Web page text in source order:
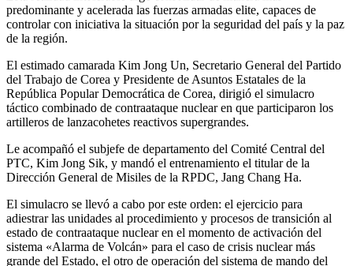
predominante y acelerada las fuerzas armadas elite, capaces de
controlar con iniciativa la situación por la seguridad del país y la paz
de la región.
El estimado camarada Kim Jong Un, Secretario General del Partido
del Trabajo de Corea y Presidente de Asuntos Estatales de la
República Popular Democrática de Corea, dirigió el simulacro
táctico combinado de contraataque nuclear en que participaron los
artilleros de lanzacohetes reactivos supergrandes.
Le acompañó el subjefe de departamento del Comité Central del
PTC, Kim Jong Sik, y mandó el entrenamiento el titular de la
Dirección General de Misiles de la RPDC, Jang Chang Ha.
El simulacro se llevó a cabo por este orden: el ejercicio para
adiestrar las unidades al procedimiento y procesos de transición al
estado de contraataque nuclear en el momento de activación del
sistema «Alarma de Volcán» para el caso de crisis nuclear más
grande del Estado, el otro de operación del sistema de mando del